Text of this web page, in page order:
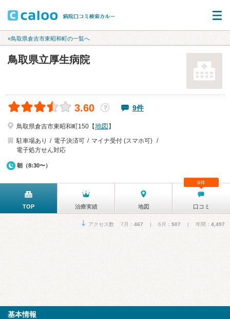
«鳥取県倉吉市東昭和町の一覧へ
鳥取県立厚生病院
3.60 ？ 9件
鳥取県倉吉市東昭和町150【地図 】
駐車場あり
電子決済可
マイナ受付 (スマホ可)
電子処方せん対応
朝（8:30〜）
TOP 治療実績 地図 口コミ
9件
アクセス数 7月： 467 | 6月： 507 | 年間： 4,497
基本情報